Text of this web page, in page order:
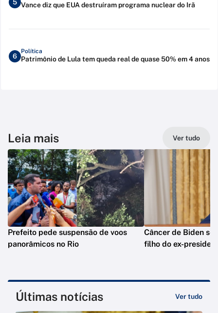
5 Vance diz que EUA destruíram programa nuclear do Irã
6
Política
Patrimônio de Lula tem queda real de quase 50% em 4 anos
Leia mais Ver tudo
Prefeito pede suspensão de voos
panorâmicos no Rio
Câncer de Biden se
filho do ex-
Últimas notícias Ver tudo